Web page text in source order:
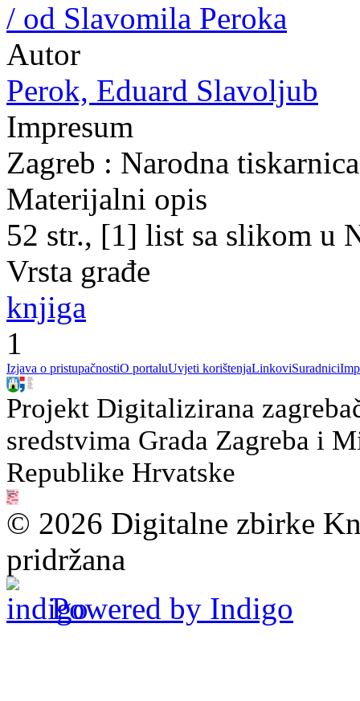
/ od Slavomila Peroka
Autor
Perok, Eduard Slavoljub
Impresum
Zagreb : Narodna
Materijalni opis
52 str., [1] list sa slikom u
Vrsta građe
knjiga
1
Izjava o pristupačnostiO portaluUvjeti korištenjaLinkoviSuradnici
Projekt Digitalizirana
sredstvima Grada Zagreba i
Republike Hrvatske
© 2026 Digitalne zbirke
pridržana
Powered by Indigo